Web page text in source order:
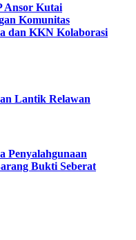
Ansor Kutai
Komunitas
dan KKN Kolaborasi
Lantik Relawan
Penyalahgunaan
Bukti Seberat